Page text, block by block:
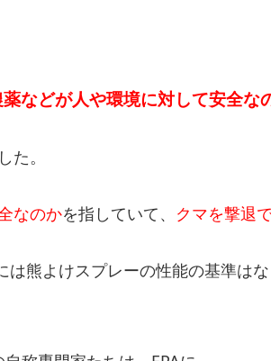
などが人や環境に対して安全
た。
なのかを指していて、 クマを撃退
は熊よけスプレーの性能の基準は